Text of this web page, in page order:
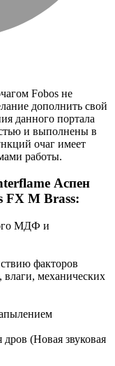
Fobos не
дополнить свой
данного портала
и выполнены в
очаг имеет
работы.
Аспен
FX M Brass:
МДФ и
факторов
механических
(Новая звуковая